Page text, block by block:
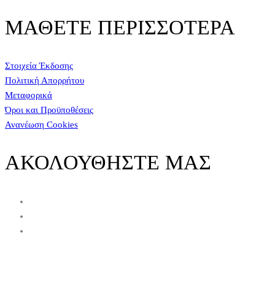
ΜΑΘΕΤΕ ΠΕΡΙΣΣΟΤΕΡΑ
Στοιχεία Έκδοσης
Πολιτική Απορρήτου
Μεταφορικά
Όροι και Προϋποθέσεις
Ανανέωση Cookies
ΑΚΟΛΟΥΘΗΣΤΕ ΜΑΣ